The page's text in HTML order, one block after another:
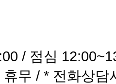
/ 점심
무 / * 전화상담